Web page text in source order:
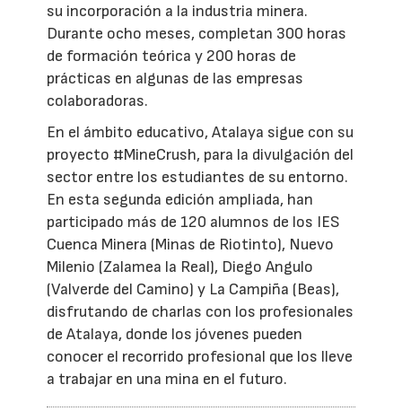
su incorporación a la industria minera.
Durante ocho meses, completan 300 horas
de formación teórica y 200 horas de
prácticas en algunas de las empresas
colaboradoras.
En el ámbito educativo, Atalaya sigue con su
proyecto #MineCrush, para la divulgación del
sector entre los estudiantes de su entorno.
En esta segunda edición ampliada, han
participado más de 120 alumnos de los IES
Cuenca Minera (Minas de Riotinto), Nuevo
Milenio (Zalamea la Real), Diego Angulo
(Valverde del Camino) y La Campiña (Beas),
disfrutando de charlas con los profesionales
de Atalaya, donde los jóvenes pueden
conocer el recorrido profesional que los lleve
a trabajar en una mina en el futuro.